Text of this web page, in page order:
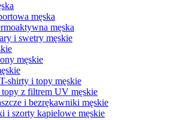
męska
męska
i swetry męskie
męskie
shirty i topy męskie
z filtrem UV męskie
i bezrękawniki męskie
i szorty kąpielowe męskie